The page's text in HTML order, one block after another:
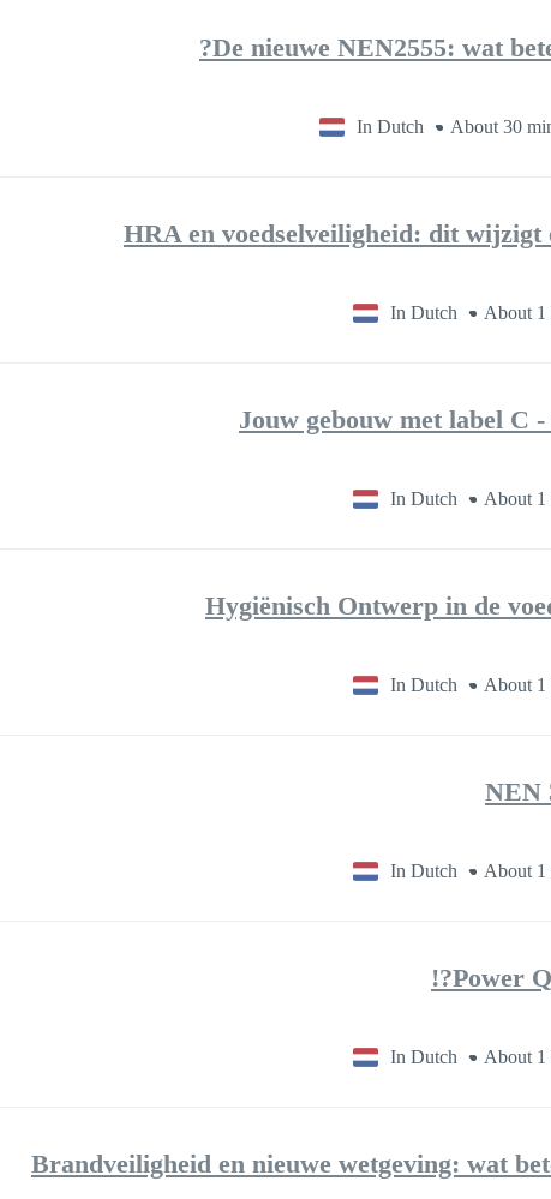
De nieuwe NEN2555: wat
About 30
In Dutch
HRA en voedselveiligheid: dit
About 1
In Dutch
Jouw gebouw met label C
About 1
In Dutch
Hygiënisch Ontwerp in de
About 1
In Dutch
NEN
About 1
In Dutch
Power
About 1
In Dutch
Brandveiligheid en nieuwe wetgeving: wat